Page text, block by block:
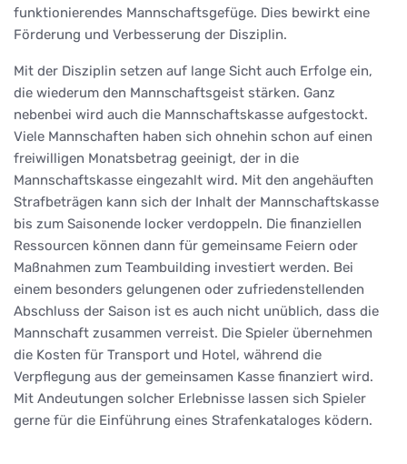
funktionierendes Mannschaftsgefüge. Dies bewirkt eine
Förderung und Verbesserung der Disziplin.
Mit der Disziplin setzen auf lange Sicht auch Erfolge ein,
die wiederum den Mannschaftsgeist stärken. Ganz
nebenbei wird auch die Mannschaftskasse aufgestockt.
Viele Mannschaften haben sich ohnehin schon auf einen
freiwilligen Monatsbetrag geeinigt, der in die
Mannschaftskasse eingezahlt wird. Mit den angehäuften
Strafbeträgen kann sich der Inhalt der Mannschaftskasse
bis zum Saisonende locker verdoppeln. Die finanziellen
Ressourcen können dann für gemeinsame Feiern oder
Maßnahmen zum Teambuilding investiert werden. Bei
einem besonders gelungenen oder zufriedenstellenden
Abschluss der Saison ist es auch nicht unüblich, dass die
Mannschaft zusammen verreist. Die Spieler übernehmen
die Kosten für Transport und Hotel, während die
Verpflegung aus der gemeinsamen Kasse finanziert wird.
Mit Andeutungen solcher Erlebnisse lassen sich Spieler
gerne für die Einführung eines Strafenkataloges ködern.